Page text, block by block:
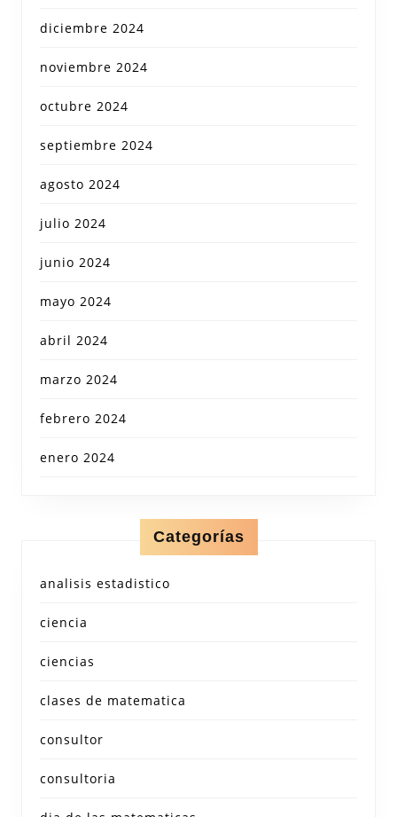
diciembre 2024
noviembre 2024
octubre 2024
septiembre 2024
agosto 2024
julio 2024
junio 2024
mayo 2024
abril 2024
marzo 2024
febrero 2024
enero 2024
Categorías
analisis estadistico
ciencia
ciencias
clases de matematica
consultor
consultoria